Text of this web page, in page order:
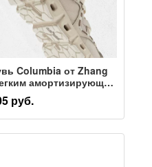
Columbia от Zhang
амортизирующим
обувь-амфибия для
водная обувь
руб.